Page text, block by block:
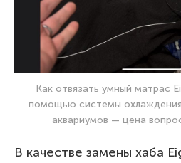
Как отвязать умный матрас
помощью системы
аквариумов — цена
В качестве замены хаба